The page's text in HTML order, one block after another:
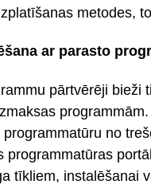
metodes,
ar parasto
pārtvērēji bieži
programmatūru no
programmatūras
tīkliem, instalēšanai